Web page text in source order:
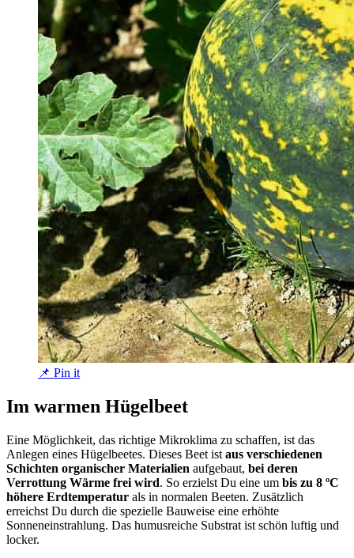
📌 Pin it
Im warmen Hügelbeet
Eine Möglichkeit, das richtige Mikroklima zu schaffen, ist das
Anlegen eines Hügelbeetes. Dieses Beet ist aus verschiedenen
Schichten organischer Materialien aufgebaut, bei deren
Verrottung Wärme frei wird. So erzielst Du eine um bis zu 8 ºC
höhere Erdtemperatur als in normalen Beeten. Zusätzlich
erreichst Du durch die spezielle Bauweise eine erhöhte
Sonneneinstrahlung. Das humusreiche Substrat ist schön luftig und
locker.